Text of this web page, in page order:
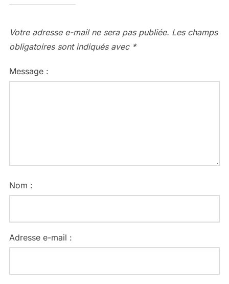
Votre adresse e-mail ne sera pas publiée. Les champs
obligatoires sont indiqués avec *
Message :
Nom :
Adresse e-mail :